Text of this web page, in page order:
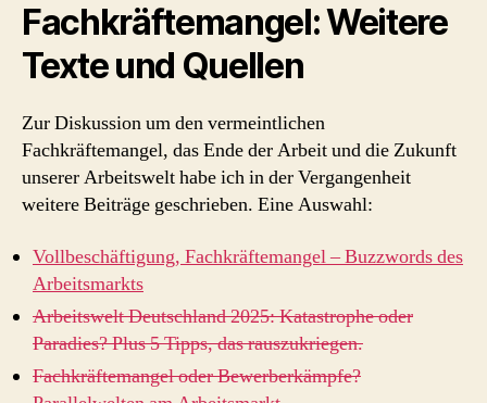
Fachkräftemangel: Weitere
Texte und Quellen
Zur Diskussion um den vermeintlichen
Fachkräftemangel, das Ende der Arbeit und die Zukunft
unserer Arbeitswelt habe ich in der Vergangenheit
weitere Beiträge geschrieben. Eine Auswahl:
Vollbeschäftigung, Fachkräftemangel – Buzzwords des
Arbeitsmarkts
Arbeitswelt Deutschland 2025: Katastrophe oder
Paradies? Plus 5 Tipps, das rauszukriegen.
Fachkräftemangel oder Bewerberkämpfe?